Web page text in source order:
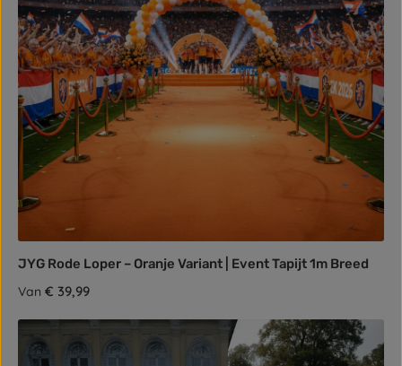
JYG Rode Loper – Oranje Variant | Event Tapijt 1m Breed
Normale prijs:
Van € 39,99